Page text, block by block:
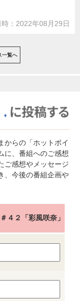
：2022年08月29日
一覧へ
からの「ホットボイ
に、番組へのご感想
ご感想やメッセージ
、今後の番組企画や
４２「彩風咲奈」